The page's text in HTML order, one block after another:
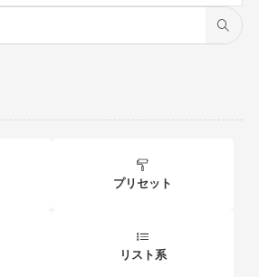
プリセット
リスト系